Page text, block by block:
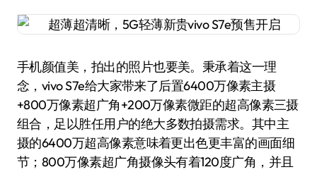
手机颜值美，拍出的照片也要美。秉承着这一理
念，vivo S7e给大家带来了后置6400万像素主摄
+800万像素超广角+200万像素微距的超高像素三摄
组合，足以胜任用户的绝大多数拍摄需求。其中主
摄的6400万超高像素意味着更出色更丰富的画面细
节；800万像素超广角摄像头有着120度广角，并且